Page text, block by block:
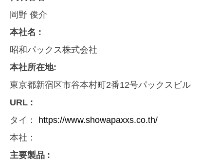
岡野 俊介
本社名 :
昭和パックス株式会社
本社所在地:
東京都新宿区市谷本村町2番12号パックスビル
URL :
タイ： https://www.showapaxxs.co.th/
本社：
主要製品 :